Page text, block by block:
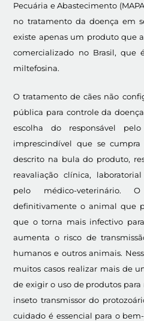
Pecuária e Abastecimento
no tratamento da doença em
existe apenas um produto que
comercializado no Brasil,
miltefosina.
O tratamento de cães não
pública para controle da
escolha do responsável
imprescindível que se
descrito na bula do produto,
reavaliação clínica,
pelo médico-veterinário.
definitivamente o animal que
que o torna mais infectivo
aumenta o risco de
humanos e outros animais.
muitos casos realizar mais de
de exigir o uso de produtos
inseto transmissor do
cuidado é essencial para o